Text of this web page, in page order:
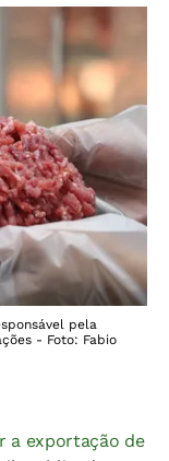
pela
- Foto: Fabio
a exportação de